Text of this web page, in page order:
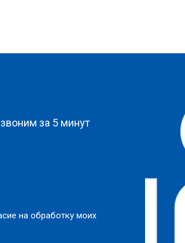
за 5 минут
на обработку моих